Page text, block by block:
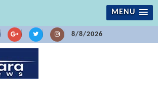
MENU
8/8/2026